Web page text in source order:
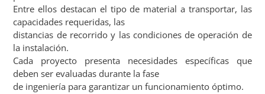
Entre ellos destacan el tipo de material a transportar, las
capacidades requeridas, las
distancias de recorrido y las condiciones de operación de
la instalación.
Cada proyecto presenta necesidades específicas que
deben ser evaluadas durante la fase
de ingeniería para garantizar un funcionamiento óptimo.